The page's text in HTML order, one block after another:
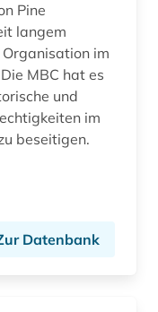
Pine
langem
im
MBC hat es
und
im
beseitigen.
Datenbank